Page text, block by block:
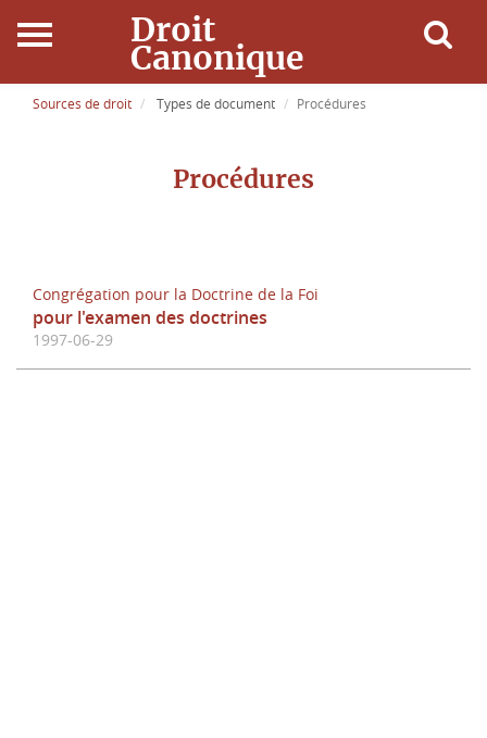
Droit
Canonique
Accueil
Connexion
Sources de droit Types de document Procédures
Procédures
Congrégation pour la Doctrine de la Foi
pour l'examen des doctrines
1997-06-29